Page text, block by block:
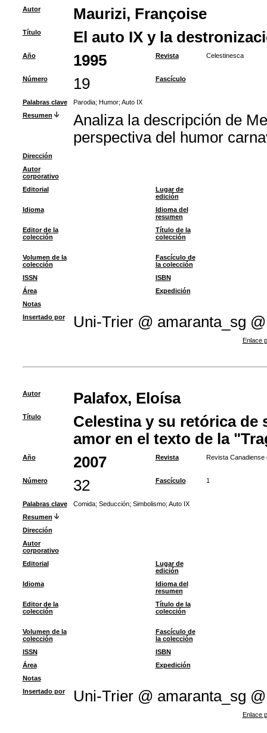
Autor Maurizi, Françoise
Título El auto IX y la
Año 1995 Revista Celestinesca
Número 19 Fascículo
Palabras clave Parodia; Humor; Auto IX
Resumen
Analiza la descripción de
perspectiva del humor
Dirección
Autor
corporativo
Editorial
Lugar de
edición
Idioma
Idioma del
resumen
Editor de la
colección
Título de la
colección
Volumen de la
colección
Fascículo de
la colección
ISSN
ISBN
Área
Expedición
Notas
Insertado por
Uni-Trier @ amaranta_sg @
Enlace
Autor Palafox, Eloísa
Título
Celestina y su retórica
amor en el texto de la
Año 2007 Revista Revista Canadiense
Número 32 Fascículo 1
Palabras clave Comida; Seducción; Simbolismo; Auto IX
Resumen
Dirección
Autor
corporativo
Editorial
Lugar de
edición
Idioma
Idioma del
resumen
Editor de la
colección
Título de la
colección
Volumen de la
colección
Fascículo de
la colección
ISSN
ISBN
Área
Expedición
Notas
Insertado por
Uni-Trier @ amaranta_sg @
Enlace